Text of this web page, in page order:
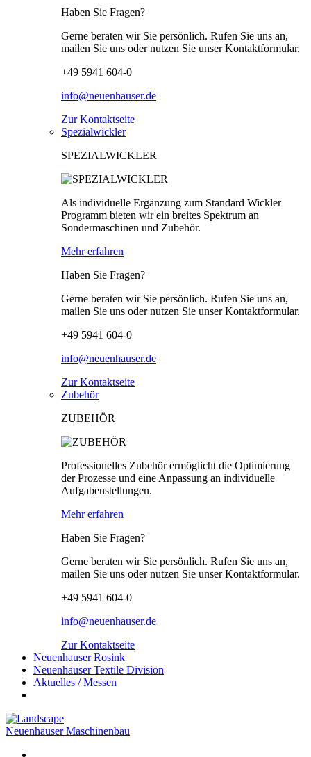
Haben Sie Fragen?
Gerne beraten wir Sie persönlich. Rufen Sie uns an,
mailen Sie uns oder nutzen Sie unser Kontaktformular.
+49 5941 604-0
info@neuenhauser.de
Zur Kontaktseite
Spezialwickler
SPEZIALWICKLER
Als individuelle Ergänzung zum Standard Wickler
Programm bieten wir ein breites Spektrum an
Sondermaschinen und Zubehör.
Mehr erfahren
Haben Sie Fragen?
Gerne beraten wir Sie persönlich. Rufen Sie uns an,
mailen Sie uns oder nutzen Sie unser Kontaktformular.
+49 5941 604-0
info@neuenhauser.de
Zur Kontaktseite
Zubehör
ZUBEHÖR
Professionelles Zubehör ermöglicht die Optimierung
der Prozesse und eine Anpassung an individuelle
Aufgabenstellungen.
Mehr erfahren
Haben Sie Fragen?
Gerne beraten wir Sie persönlich. Rufen Sie uns an,
mailen Sie uns oder nutzen Sie unser Kontaktformular.
+49 5941 604-0
info@neuenhauser.de
Zur Kontaktseite
Neuenhauser Rosink
Neuenhauser Textile Division
Aktuelles / Messen
Neuenhauser Maschinenbau